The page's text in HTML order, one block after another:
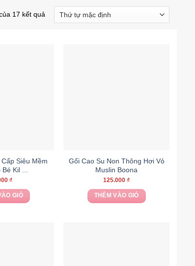
17 kết quả
Siêu Mềm
Kil ...
₫
GIỎ
Gối Cao Su Non Thông Hơi Vỏ
Muslin Boona
125.000₫
THÊM VÀO GIỎ